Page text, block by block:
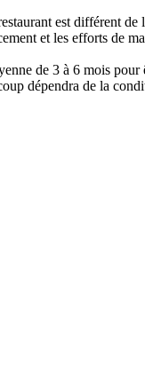
est différent
et les efforts de
de 3 à 6 mois
dépendra de la